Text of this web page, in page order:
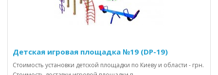
Детская игровая площадка №19 (DP-19)
Стоимость установки детской площадки по Киеву и области - грн.